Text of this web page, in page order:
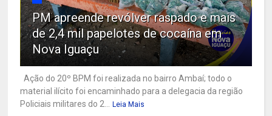
PM apreende revólver raspado e mais
de 2,4 mil papelotes de cocaína em
Nova Iguaçu
Ação do 20º BPM foi realizada no bairro Ambaí; todo o
material ilícito foi encaminhado para a delegacia da região
Policiais militares do 2...
Leia Mais